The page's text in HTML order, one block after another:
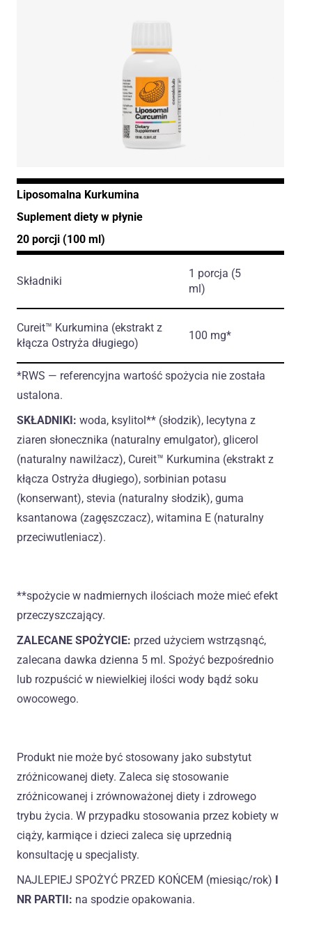
Liposomalna Kurkumina
Suplement diety w płynie
20 porcji (100 ml)
Składniki
1 porcja (5
ml)
Cureit™ Kurkumina (ekstrakt z
kłącza Ostryża długiego)
100 mg*
*RWS — referencyjna wartość spożycia nie została
ustalona.
SKŁADNIKI: woda, ksylitol** (słodzik), lecytyna z
ziaren słonecznika (naturalny emulgator), glicerol
(naturalny nawilżacz), Cureit™ Kurkumina (ekstrakt z
kłącza Ostryża długiego), sorbinian potasu
(konserwant), stevia (naturalny słodzik), guma
ksantanowa (zagęszczacz), witamina E (naturalny
przeciwutleniacz).
**spożycie w nadmiernych ilościach może mieć efekt
przeczyszczający.
ZALECANE SPOŻYCIE: przed użyciem wstrząsnąć,
zalecana dawka dzienna 5 ml. Spożyć bezpośrednio
lub rozpuścić w niewielkiej ilości wody bądź soku
owocowego.
Produkt nie może być stosowany jako substytut
zróżnicowanej diety. Zaleca się stosowanie
zróżnicowanej i zrównoważonej diety i zdrowego
trybu życia. W przypadku stosowania przez kobiety w
ciąży, karmiące i dzieci zaleca się uprzednią
konsultację u specjalisty.
NAJLEPIEJ SPOŻYĆ PRZED KOŃCEM (miesiąc/rok)
NR PARTII: na spodzie opakowania.